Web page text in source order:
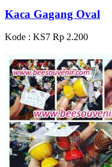
Kaca Gagang Oval
Kode : KS7 Rp 2.200